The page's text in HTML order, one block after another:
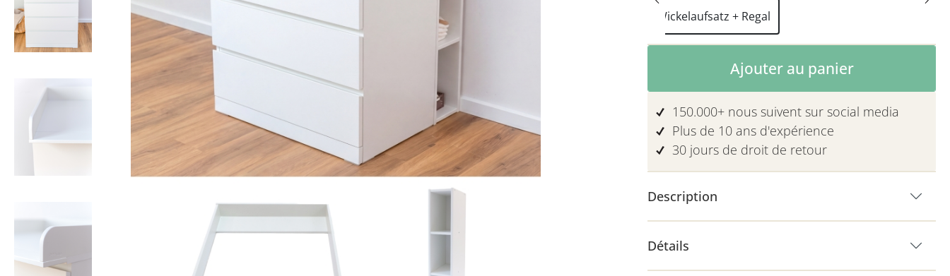
Wickelaufsatz + Regal
Quantité de produit : Entrez la
Ajouter au panier
150.000+ nous suivent sur social media
Plus de 10 ans d'expérience
30 jours de droit de retour
Description
Détails